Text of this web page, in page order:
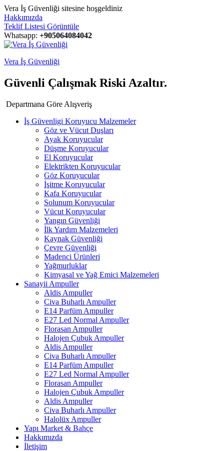
Vera İş Güvenliği sitesine hoşgeldiniz
Hakkımızda
Teklif Listesi Görüntüle
Whatsapp: +905064084042
Vera İş Güvenliği
Güvenli Çalışmak Riski Azaltır.
Departmana Göre Alışveriş
İş Güvenligi Koruyucu Malzemeler
Göz ve Vücut Duşları
Ayak Koruyucular
Düşme Koruyucular
El Koruyucular
Elektrikten Koruyucular
Göz Koruyucular
İşitme Koruyucular
Kafa Koruyucular
Solunum Koruyucular
Vücut Koruyucular
Yangın Güvenliği
İlk Yardım Malzemeleri
Kaynak Güvenliği
Çevre Güvenliği
Madenci Ürünleri
Yağmurluklar
Kimyasal ve Yağ Emici Malzemeleri
Sanayii Ampuller
Aldis Ampuller
Civa Buharlı Ampuller
E14 Parfüm Ampuller
E27 Led Normal Ampuller
Florasan Ampuller
Halojen Çubuk Ampuller
Aldis Ampuller
Civa Buharlı Ampuller
E14 Parfüm Ampuller
E27 Led Normal Ampuller
Florasan Ampuller
Halojen Çubuk Ampuller
Aldis Ampuller
Civa Buharlı Ampuller
Halolüx Ampuller
Yapı Market & Bahçe
Hakkımızda
İletişim